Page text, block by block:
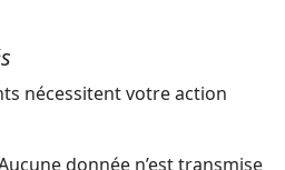
nécessitent votre action
donnée n’est transmise